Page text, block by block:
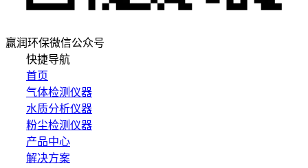
赢润环保微信公众号
快捷导航
首页
气体检测仪器
水质分析仪器
粉尘检测仪器
产品中心
解决方案